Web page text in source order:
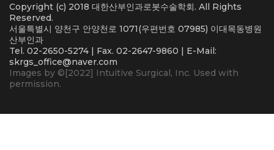
Copyright (c) 2018 대한산부인과로봇수술학회. All Rights
Reserved.
서울특별시 양천구 안양천로 1071(우편번호 07985) 이대목동병원
산부인과
Tel. 02-2650-5274 | Fax. 02-2647-9860 | E-Mail:
skrgs_office@naver.com
Images by ©[2022] Intuitive Surgical, Inc. Used with
permission.